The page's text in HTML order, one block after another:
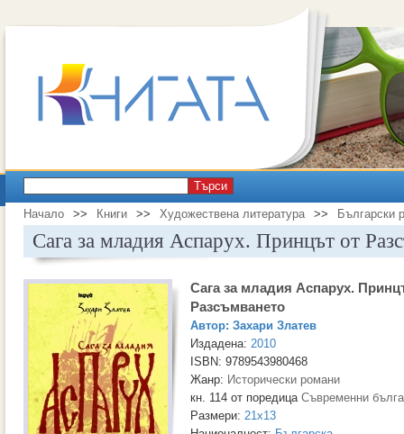
Търси
Начало >> Книги >> Художествена литература >> Български
Сага за младия Аспарух. Принцът от
Сага за младия Аспарух.
Разсъмването
Автор: Захари Златев
Издадена: 2010
ISBN: 9789543980468
Жанр: Исторически романи
кн. 114 от поредица Съвременни
Размери: 21x13